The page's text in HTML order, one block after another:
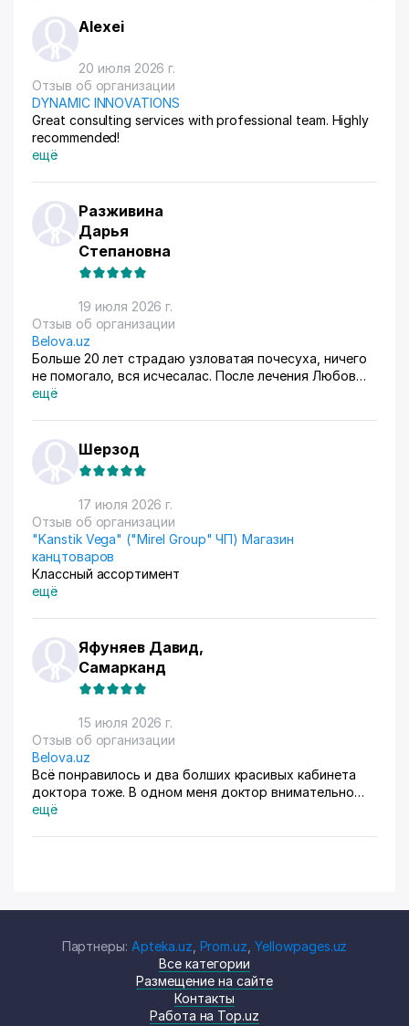
Alexei
20 июля 2026 г.
Отзыв об организации
DYNAMIC INNOVATIONS
Great consulting services with professional team. Highly
recommended!
ещё
Разживина
Дарья
Степановна
19 июля 2026 г.
Отзыв об организации
Belova.uz
Больше 20 лет страдаю узловатая почесуха, ничего
не помогало, вся исчесалас. После лечения Любов
Владимировны 90% болячек ушло, сейчас
ещё
Шерзод
17 июля 2026 г.
Отзыв об организации
"Kanstik Vega" ("Mirel Group" ЧП) Магазин
канцтоваров
Классный ассортимент
ещё
Яфуняев Давид,
Самарканд
15 июля 2026 г.
Отзыв об организации
Belova.uz
Всё понравилось и два болших красивых кабинета
доктора тоже. В одном меня доктор внимательно
осмотрела. Там на стенах висят в рамках документы,
ещё
Партнеры: Apteka.uz Prom.uz ,Yellowpages.uz
Все категории
Размещение на сайте
Контакты
Работа на Top.uz